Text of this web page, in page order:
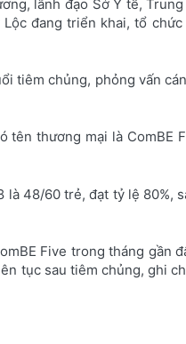
lãnh đạo Sở Y tế,
đang triển khai, tổ
tiêm chủng, phỏng vấn
tên thương mại là ComBE
là 48/60 trẻ, đạt tỷ lệ 80%,
Five trong tháng gần
tục sau tiêm chủng, ghi